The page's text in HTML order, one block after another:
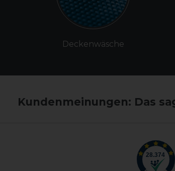
Deckenwäsche
Kundenmeinungen: Das